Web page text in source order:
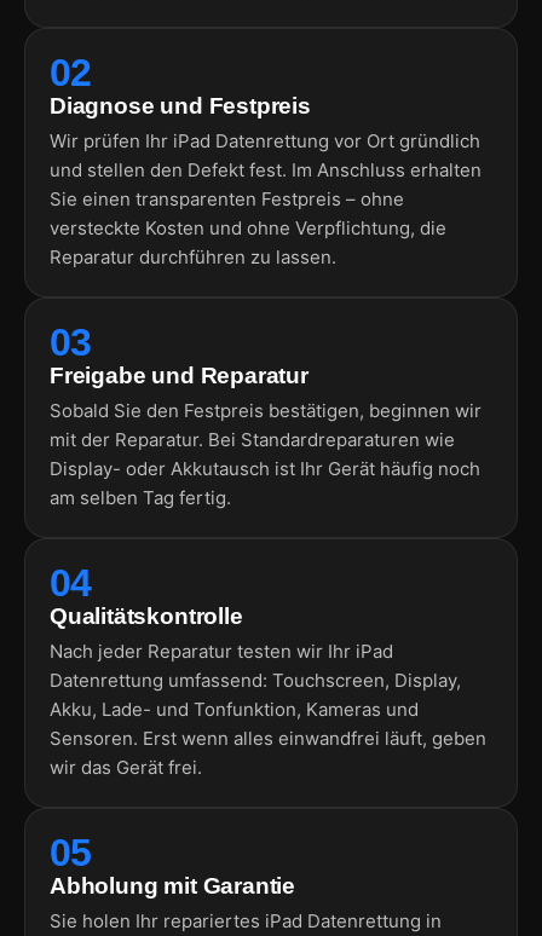
02
Diagnose und Festpreis
Wir prüfen Ihr iPad Datenrettung vor Ort gründlich
und stellen den Defekt fest. Im Anschluss erhalten
Sie einen transparenten Festpreis – ohne
versteckte Kosten und ohne Verpflichtung, die
Reparatur durchführen zu lassen.
03
Freigabe und Reparatur
Sobald Sie den Festpreis bestätigen, beginnen wir
mit der Reparatur. Bei Standardreparaturen wie
Display- oder Akkutausch ist Ihr Gerät häufig noch
am selben Tag fertig.
04
Qualitätskontrolle
Nach jeder Reparatur testen wir Ihr iPad
Datenrettung umfassend: Touchscreen, Display,
Akku, Lade- und Tonfunktion, Kameras und
Sensoren. Erst wenn alles einwandfrei läuft, geben
wir das Gerät frei.
05
Abholung mit Garantie
Sie holen Ihr repariertes iPad Datenrettung in